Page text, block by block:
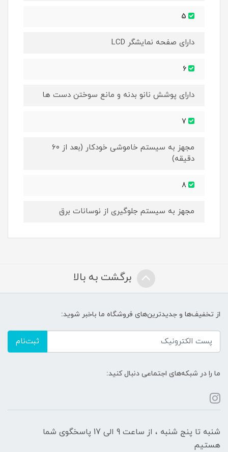
دارای صفحه نمایشگر LCD
دارای پوشش نانو بدنه و مانع سوختن دست ها
مجهز به سیستم خاموشی خودکار (بعد از ۶۰
دقیقه)
مجهز به سیستم جلوگیری از نوسانات برق
برگشت به بالا
از تخفیف‌ها و جدیدترین‌های فروشگاه ما باخبر شوید:
ثبت‌نام
ما را در شبکه‌های اجتماعی دنبال کنید:
شنبه تا پنج شنبه ، از ساعت 9 الی 17 پاسخگوی شما
هستیم